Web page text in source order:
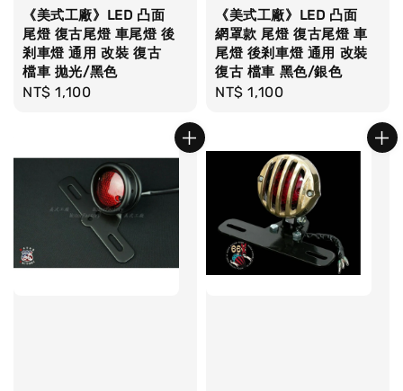
《美式工廠》LED 凸面
尾燈 復古尾燈 車尾燈 後
剎車燈 通用 改裝 復古
檔車 拋光/黑色
Regular
NT$ 1,100
《美式工廠》LED 凸面
網罩款 尾燈 復古尾燈 車
尾燈 後剎車燈 通用 改裝
復古 檔車 黑色/銀色
Regular
NT$ 1,100